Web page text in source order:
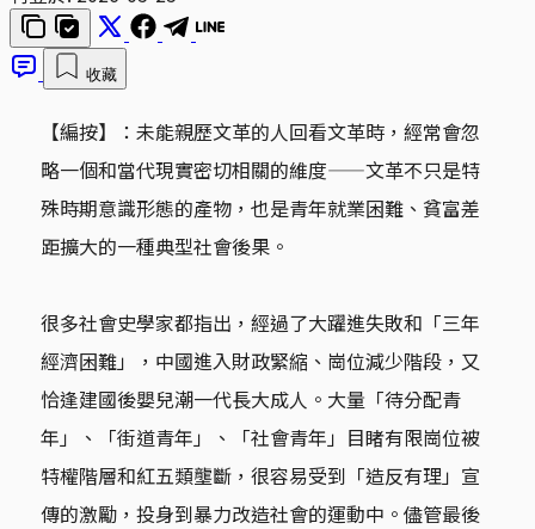
收藏
【編按】：未能親歷文革的人回看文革時，經常會忽
略一個和當代現實密切相關的維度——文革不只是特
殊時期意識形態的產物，也是青年就業困難、貧富差
距擴大的一種典型社會後果。
很多社會史學家都指出，經過了大躍進失敗和「三年
經濟困難」，中國進入財政緊縮、崗位減少階段，又
恰逢建國後嬰兒潮一代長大成人。大量「待分配青
年」、「街道青年」、「社會青年」目睹有限崗位被
特權階層和紅五類壟斷，很容易受到「造反有理」宣
傳的激勵，投身到暴力改造社會的運動中。儘管最後